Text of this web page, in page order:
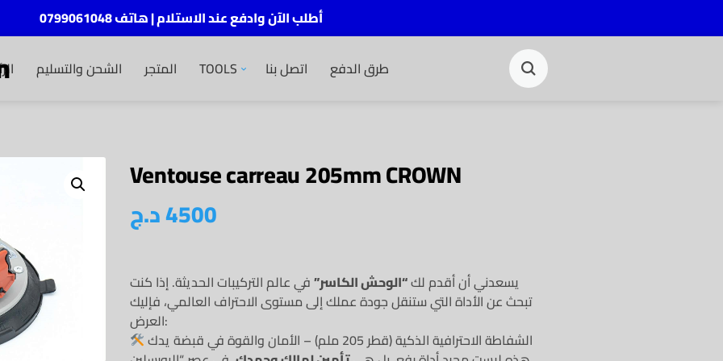
أطلب الآن وادفع عند الاستلام | هاتف 0799061048
الشحن والتسليم المتجر TOOLS اتصل بنا طرق الدفع
Ventouse carreau 205mm CROWN
4500د.ج
يسعدني أن أقدم لك“الوحش الكاسر”في عالم التركيبات الحديثة. إذا كنت
تبحث عن الأداة التي ستنقل جودة عملك إلى مستوى الاحتراف العالمي، فإليك
العرض:
الشفاطة الاحترافية الذكية (قطر 205 ملم) – الأمان والقوة في قبضة يدك